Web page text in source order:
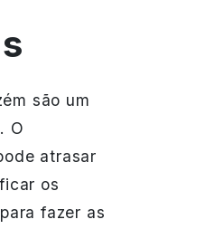
são um
O
atrasar
os
fazer as